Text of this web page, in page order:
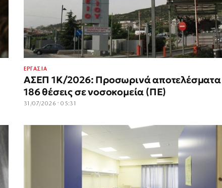
ΕΡΓΑΣΙΑ
ΑΣΕΠ 1Κ/2026: Προσωρινά αποτελέσματα
186 θέσεις σε νοσοκομεία (ΠΕ)
31/07/2026 · 05:31